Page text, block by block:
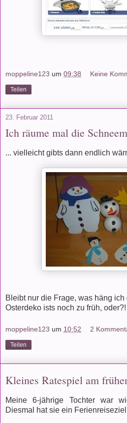
moppeline123 um 09:38 Keine
Teilen
23. Februar 2011
Ich räume mal die
... vielleicht gibts dann endlich
Bleibt nur die Frage, was häng
Osterdeko ists noch zu früh, oder?!
moppeline123 um 10:52 2
Teilen
Kleines Ratespiel am
Meine 6-jährige Tochter war
Diesmal hat sie ein